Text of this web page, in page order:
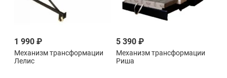
1 990 ₽
Механизм трансформации
Лелис
5 390 ₽
Механизм трансформации
Риша